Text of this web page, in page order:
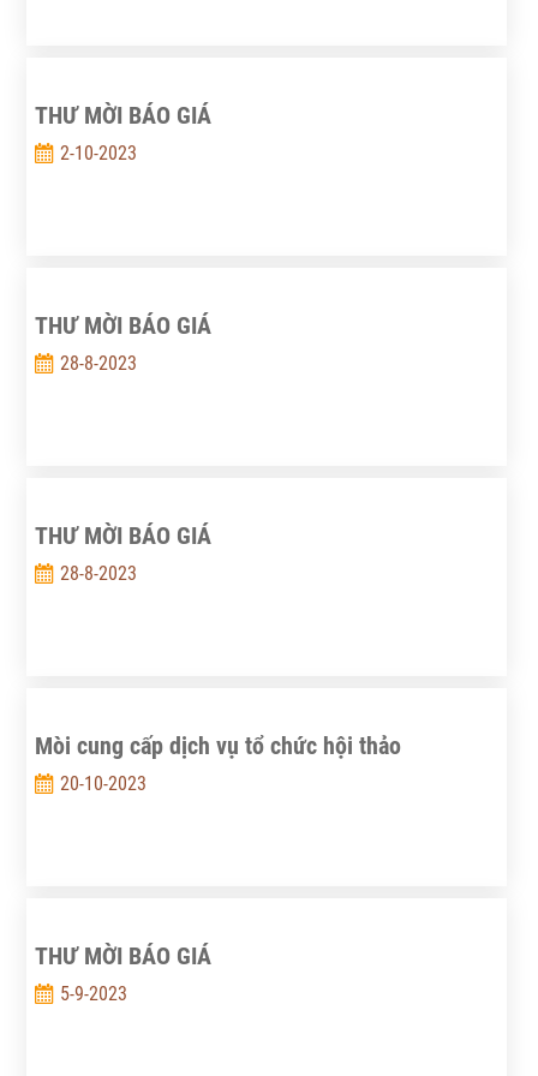
THƯ MỜI BÁO GIÁ
2-10-2023
THƯ MỜI BÁO GIÁ
28-8-2023
THƯ MỜI BÁO GIÁ
28-8-2023
Mòi cung cấp dịch vụ tổ chức hội thảo
20-10-2023
THƯ MỜI BÁO GIÁ
5-9-2023